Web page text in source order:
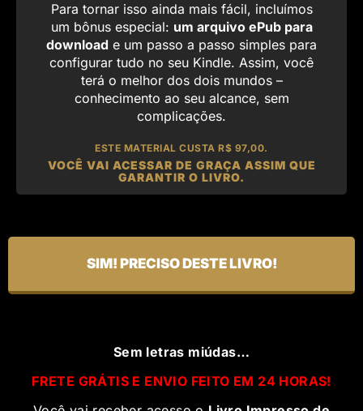
Para tornar isso ainda mais fácil, incluímos
um bônus especial: um arquivo ePub para
download e um passo a passo simples para
configurar tudo no seu Kindle. Assim, você
terá o melhor dos dois mundos –
conhecimento ao seu alcance, sem
complicações.
ESTE MATERIAL CUSTA R$ 97,00.
VOCÊ VAI ACESSAR DE GRAÇA ASSIM QUE
GARANTIR O LIVRO.
SIM! PRECISO DESTE LIVRO!
Sem letras miúdas…
FRETE GRÁTIS E ENVIO FEITO EM 24 HORAS!